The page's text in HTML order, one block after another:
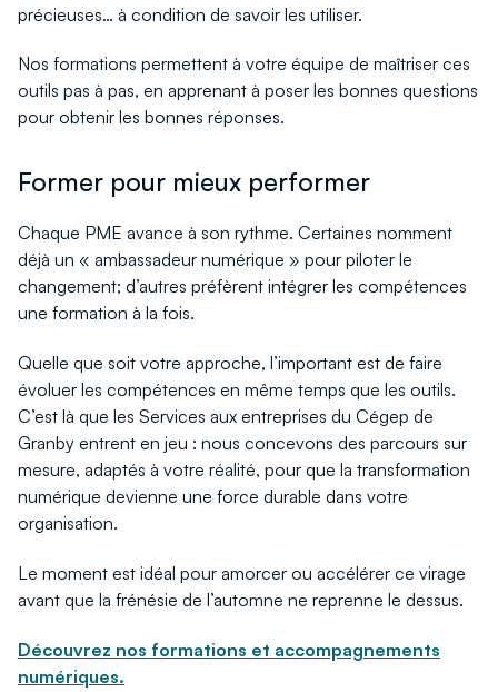
précieuses… à condition de savoir les utiliser.
Nos formations permettent à votre équipe de maîtriser ces
outils pas à pas, en apprenant à poser les bonnes questions
pour obtenir les bonnes réponses.
Former pour mieux performer
Chaque PME avance à son rythme. Certaines nomment
déjà un « ambassadeur numérique » pour piloter le
changement; d’autres préfèrent intégrer les compétences
une formation à la fois.
Quelle que soit votre approche, l’important est de faire
évoluer les compétences en même temps que les outils.
C’est là que les Services aux entreprises du Cégep de
Granby entrent en jeu : nous concevons des parcours sur
mesure, adaptés à votre réalité, pour que la transformation
numérique devienne une force durable dans votre
organisation.
Le moment est idéal pour amorcer ou accélérer ce virage
avant que la frénésie de l’automne ne reprenne le dessus.
Découvrez nos formations et accompagnements
numériques.